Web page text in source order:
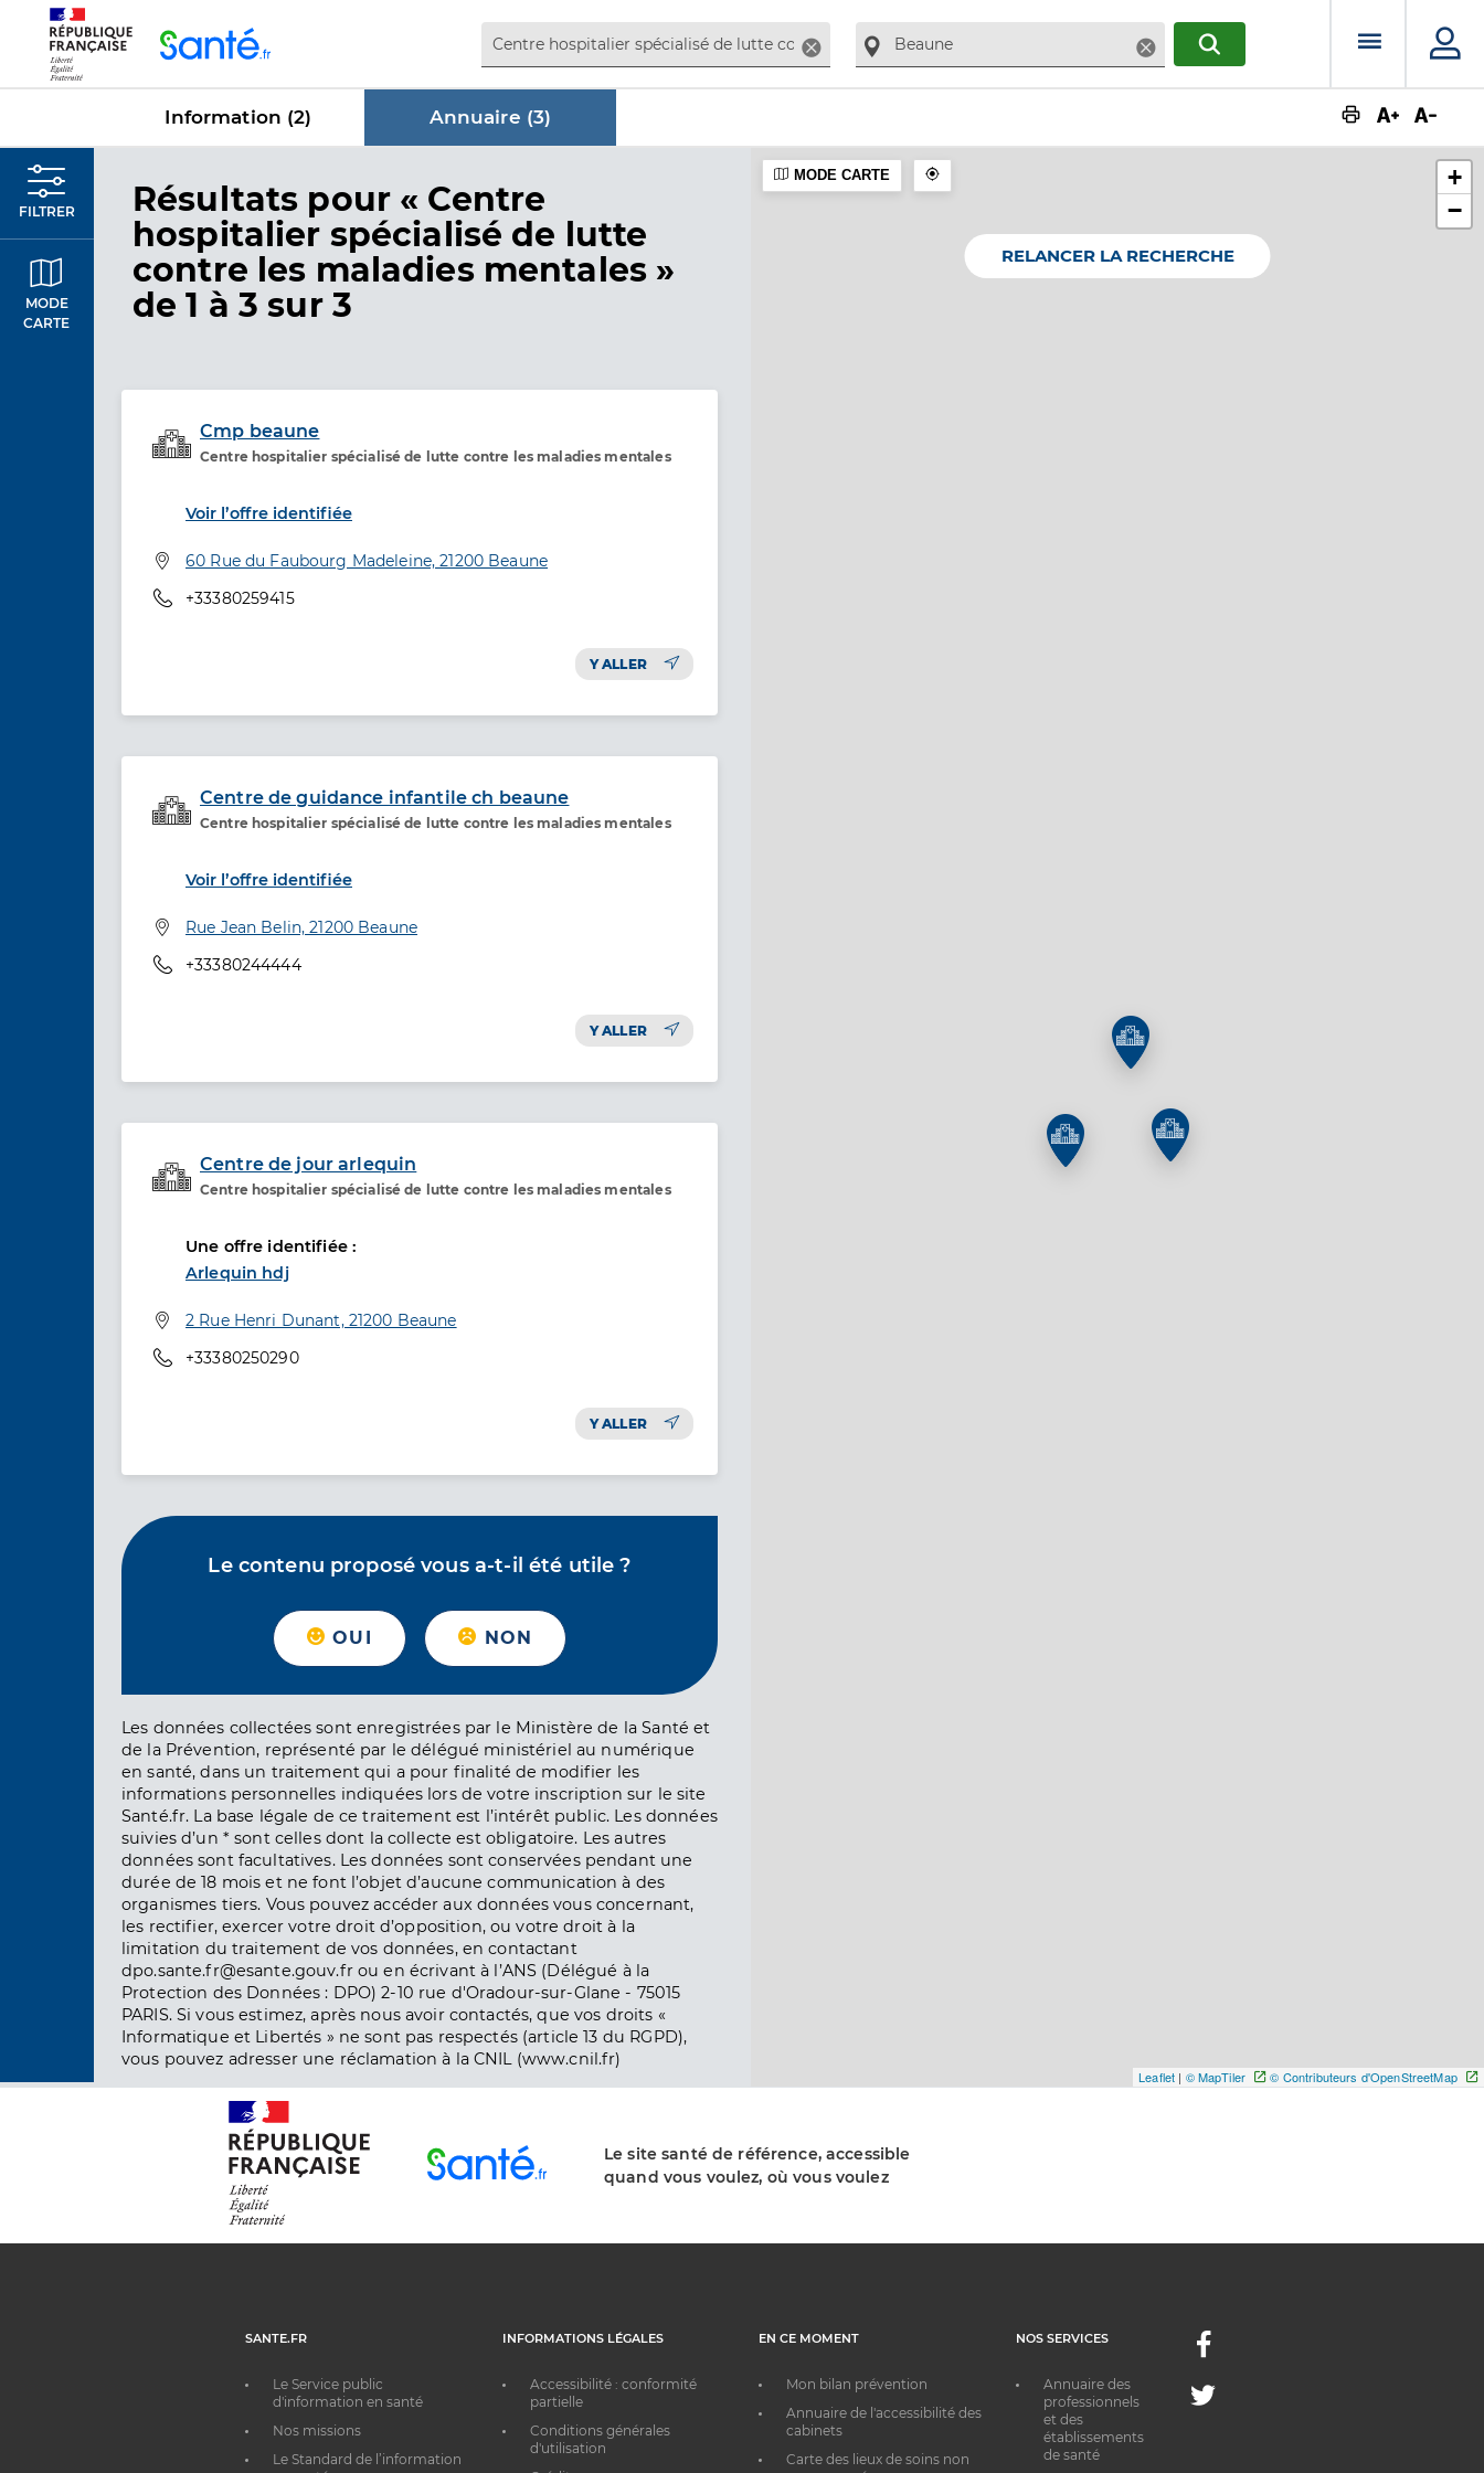
Supprimer SupprimerRECHERCHERMenu
Information (2) Annuaire (3)
FILTRER
MODE
CARTE
Résultats dans Annuaire
pour « Centre
hospitalier spécialisé de lutte
contre les maladies mentales »
de 1 à 3 sur 3
Cmp beaune
Centre hospitalier spécialisé de lutte contre les maladies mentales
Etablissement de soins
Voir l’offre identifiée
Adresse
60 Rue du Faubourg Madeleine, 21200 Beaune
Téléphone
+33380259415
Y ALLER
Centre de guidance infantile ch beaune
Centre hospitalier spécialisé de lutte contre les maladies mentales
Etablissement de soins
Voir l’offre identifiée
Adresse
Rue Jean Belin, 21200 Beaune
Téléphone
+33380244444
Y ALLER
Centre de jour arlequin
Centre hospitalier spécialisé de lutte contre les maladies mentales
Etablissement de soins
Une offre identifiée :
Arlequin hdj
Adresse
2 Rue Henri Dunant, 21200 Beaune
Téléphone
+33380250290
Y ALLER
Le contenu proposé vous a-t-il été utile ?
OUI NON
Les données collectées sont enregistrées par le Ministère de la Santé et
de la Prévention, représenté par le délégué ministériel au numérique
en santé, dans un traitement qui a pour finalité de modifier les
informations personnelles indiquées lors de votre inscription sur le site
Santé.fr. La base légale de ce traitement est l’intérêt public. Les données
suivies d’un * sont celles dont la collecte est obligatoire. Les autres
données sont facultatives. Les données sont conservées pendant une
durée de 18 mois et ne font l’objet d’aucune communication à des
organismes tiers. Vous pouvez accéder aux données vous concernant,
les rectifier, exercer votre droit d’opposition, ou votre droit à la
limitation du traitement de vos données, en contactant
dpo.sante.fr@esante.gouv.fr ou en écrivant à l’ANS (Délégué à la
Protection des Données : DPO) 2-10 rue d'Oradour-sur-Glane - 75015
PARIS. Si vous estimez, après nous avoir contactés, que vos droits «
Informatique et Libertés » ne sont pas respectés (article 13 du RGPD),
vous pouvez adresser une réclamation à la CNIL (www.cnil.fr)
+
−
Leaflet | © MapTiler © Contributeurs d'OpenStreetMap
MODE CARTE
RELANCER LA RECHERCHE
Le site santé de référence, accessible
quand vous voulez, où vous voulez
SANTE.FR
Le Service public
d'information en santé
Nos missions
Le Standard de l’information
INFORMATIONS LÉGALES
Accessibilité : conformité
partielle
Conditions générales
d'utilisation
EN CE MOMENT
Mon bilan prévention
Annuaire de l'accessibilité des
cabinets
Carte des lieux de soins non
NOS SERVICES
Annuaire des
professionnels
et des
établissements
de santé
Facebook
Twitter
Panneau de gestion des cookies